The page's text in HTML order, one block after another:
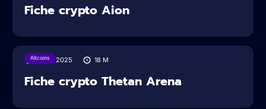
Fiche crypto Aion
Altcoins
19/01/2025 18 M
Fiche crypto Thetan Arena